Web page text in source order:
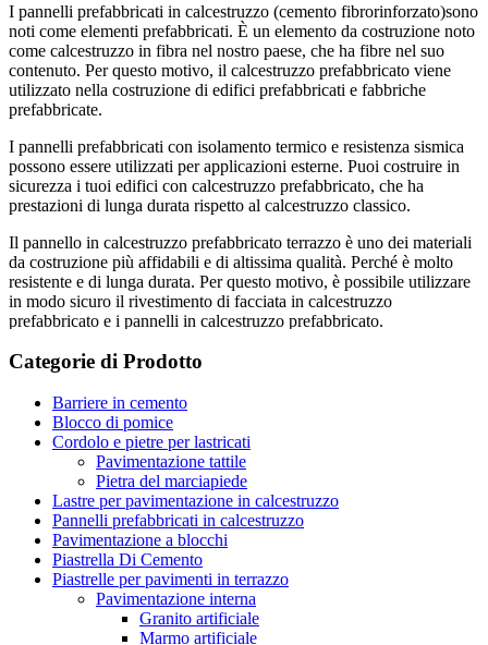
I pannelli prefabbricati in calcestruzzo (cemento fibrorinforzato)sono
noti come elementi prefabbricati. È un elemento da costruzione noto
come calcestruzzo in fibra nel nostro paese, che ha fibre nel suo
contenuto. Per questo motivo, il calcestruzzo prefabbricato viene
utilizzato nella costruzione di edifici prefabbricati e fabbriche
prefabbricate.
I pannelli prefabbricati con isolamento termico e resistenza sismica
possono essere utilizzati per applicazioni esterne. Puoi costruire in
sicurezza i tuoi edifici con calcestruzzo prefabbricato, che ha
prestazioni di lunga durata rispetto al calcestruzzo classico.
Il pannello in calcestruzzo prefabbricato terrazzo è uno dei materiali
da costruzione più affidabili e di altissima qualità. Perché è molto
resistente e di lunga durata. Per questo motivo, è possibile utilizzare
in modo sicuro il rivestimento di facciata in calcestruzzo
prefabbricato e i pannelli in calcestruzzo prefabbricato.
Cos’è il calcestruzzo prefabbricato?
Calcestruzzo prefabbricato; significa cemento armato in fibra di
vetro. Il prefabbricato, noto anche come cemento fibrorinforzato, è
stato utilizzato molto spesso negli ultimi anni. È un pezzo di
calcestruzzo ottenuto come risultato della miscelazione di alcuni
prodotti prefabbricati, il che significa prefusione/fusione, e
versandoli in uno stampo.
Ingredienti del materiale prefabbricato
Per prefabbricati; sono necessari cemento bianco, fibra di vetro
resistente agli alcali e miscela di sabbia silicea. Il calcestruzzo
Categorie di Prodotto
Barriere in cemento
Blocco di pomice
Cordolo e pietre per lastricati
Pavimentazione tattile
Pietra del marciapiede
Lastre per pavimentazione in calcestruzzo
Pannelli prefabbricati in calcestruzzo
Pavimentazione a blocchi
Piastrella Di Cemento
Piastrelle per pavimenti in terrazzo
Pavimentazione interna
Granito artificiale
Marmo artificiale